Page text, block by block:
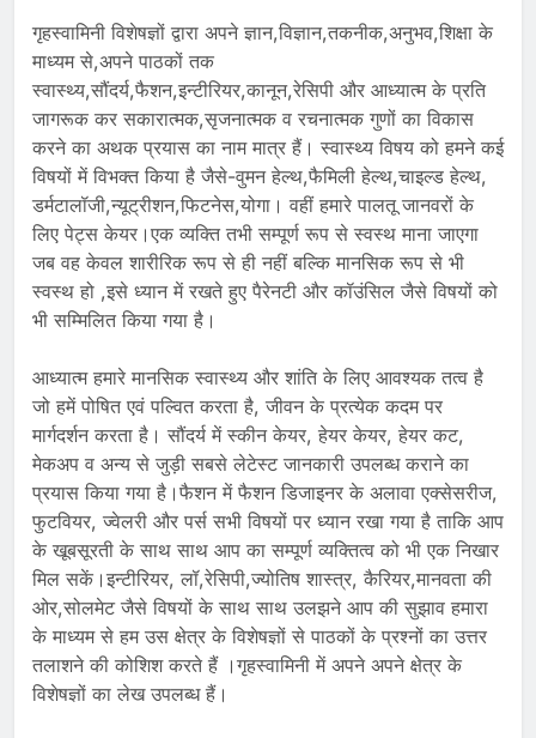
गृहस्वामिनी विशेषज्ञों द्वारा अपने ज्ञान,विज्ञान,तकनीक,अनुभव,शिक्षा के
माध्यम से,अपने पाठकों तक
स्वास्थ्य,सौंदर्य,फैशन,इन्टीरियर,कानून,रेसिपी और आध्यात्म के प्रति
जागरूक कर सकारात्मक,सृजनात्मक व रचनात्मक गुणों का विकास
करने का अथक प्रयास का नाम मात्र हैं। स्वास्थ्य विषय को हमने कई
विषयों में विभक्त किया है जैसे-वुमन हेल्थ,फैमिली हेल्थ,चाइल्ड हेल्थ,
डर्मटालॉजी,न्यूट्रीशन,फिटनेस,योगा। वहीं हमारे पालतू जानवरों के
लिए पेट्स केयर।एक व्यक्ति तभी सम्पूर्ण रूप से स्वस्थ माना जाएगा
जब वह केवल शारीरिक रूप से ही नहीं बल्कि मानसिक रूप से भी
स्वस्थ हो ,इसे ध्यान में रखते हुए पैरेनटी और कॉउंसिल जैसे विषयों को
भी सम्मिलित किया गया है।
आध्यात्म हमारे मानसिक स्वास्थ्य और शांति के लिए आवश्यक तत्व है
जो हमें पोषित एवं पल्वित करता है, जीवन के प्रत्येक कदम पर
मार्गदर्शन करता है। सौंदर्य में स्कीन केयर, हेयर केयर, हेयर कट,
मेकअप व अन्य से जुड़ी सबसे लेटेस्ट जानकारी उपलब्ध कराने का
प्रयास किया गया है।फैशन में फैशन डिजाइनर के अलावा एक्सेसरीज,
फुटवियर, ज्वेलरी और पर्स सभी विषयों पर ध्यान रखा गया है ताकि आप
के खूबसूरती के साथ साथ आप का सम्पूर्ण व्यक्तित्व को भी एक निखार
मिल सकें।इन्टीरियर, लॉ,रेसिपी,ज्योतिष शास्त्र, कैरियर,मानवता की
ओर,सोलमेट जैसे विषयों के साथ साथ उलझने आप की सुझाव हमारा
के माध्यम से हम उस क्षेत्र के विशेषज्ञों से पाठकों के प्रश्नों का उत्तर
तलाशने की कोशिश करते हैं ।गृहस्वामिनी में अपने अपने क्षेत्र के
विशेषज्ञों का लेख उपलब्ध हैं।